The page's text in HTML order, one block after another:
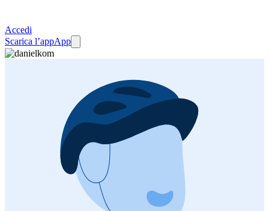
Accedi
Scarica l’appApp